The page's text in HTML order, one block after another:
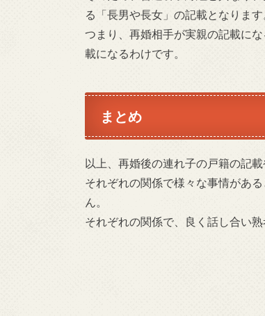
る「長男や長女」の記載となります
つまり、再婚相手が実親の記載に
載になるわけです。
まとめ
以上、再婚後の連れ子の戸籍の記
それぞれの関係で様々な事情があ
ん。
それぞれの関係で、良く話し合い熟